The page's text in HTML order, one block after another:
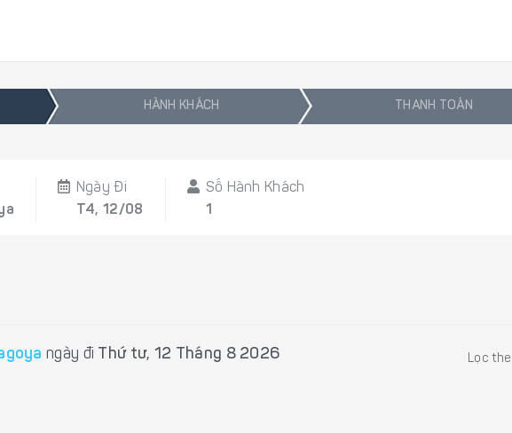
HÀNH KHÁCH THANH TOÁN
Ngày Đi
T4, 12/08
Số Hành Khách
1
ngày đi Thứ tư, 12 Tháng 8 2026 Lọc